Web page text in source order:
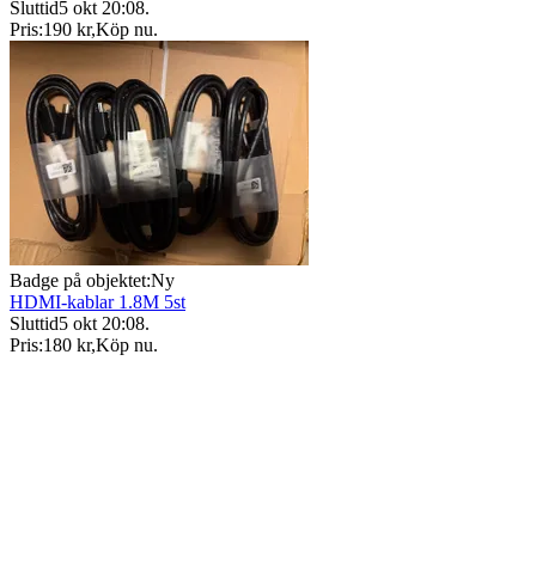
Sluttid5 okt 20:08.
Pris:190 kr,Köp nu.
Badge på objektet:Ny
HDMI-kablar 1.8M 5st
Sluttid5 okt 20:08.
Pris:180 kr,Köp nu.